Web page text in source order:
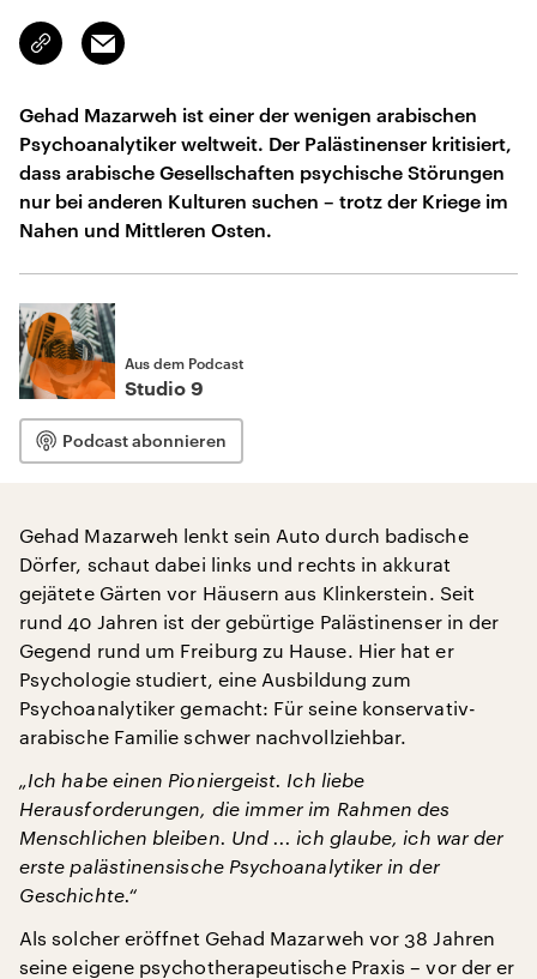
Link
kopieren/teilen
Email
Gehad Mazarweh ist einer der wenigen arabischen
Psychoanalytiker weltweit. Der Palästinenser kritisiert,
dass arabische Gesellschaften psychische Störungen
nur bei anderen Kulturen suchen – trotz der Kriege im
Nahen und Mittleren Osten.
Aus dem Podcast
Studio 9
Podcast abonnieren
Gehad Mazarweh lenkt sein Auto durch badische
Dörfer, schaut dabei links und rechts in akkurat
gejätete Gärten vor Häusern aus Klinkerstein. Seit
rund 40 Jahren ist der gebürtige Palästinenser in der
Gegend rund um Freiburg zu Hause. Hier hat er
Psychologie studiert, eine Ausbildung zum
Psychoanalytiker gemacht: Für seine konservativ-
arabische Familie schwer nachvollziehbar.
„Ich habe einen Pioniergeist. Ich liebe
Herausforderungen, die immer im Rahmen des
Menschlichen bleiben. Und ... ich glaube, ich war der
erste palästinensische Psychoanalytiker in der
Geschichte.“
Als solcher eröffnet Gehad Mazarweh vor 38 Jahren
seine eigene psychotherapeutische Praxis – vor der er